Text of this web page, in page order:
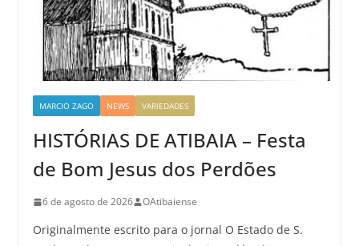
MARCIO ZAGO NEWS VARIEDADES
HISTÓRIAS DE ATIBAIA – Festa
de Bom Jesus dos Perdões
6 de agosto de 2026 OAtibaiense
Originalmente escrito para o jornal O Estado de S.